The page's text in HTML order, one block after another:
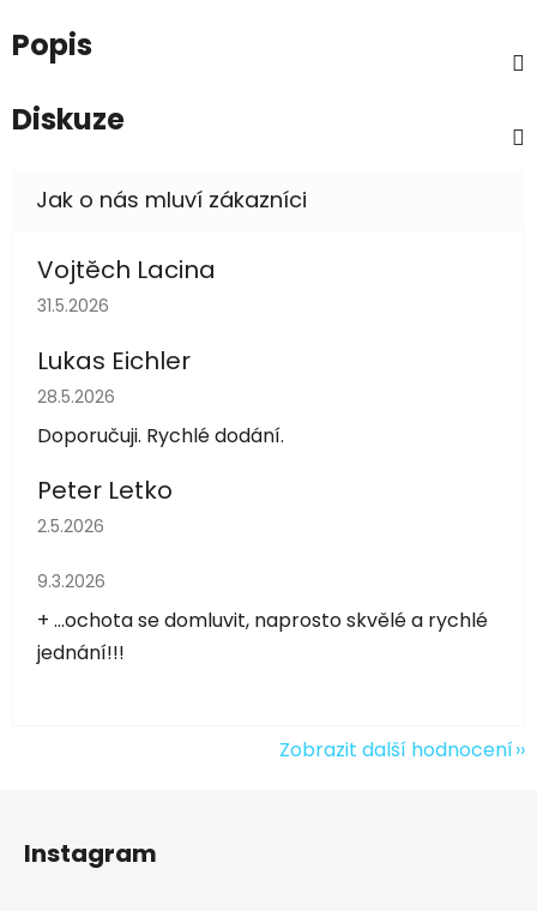
Popis
Diskuze
Vojtěch Lacina
Hodnocení obchodu je 5 z 5 hvězdiček.
31.5.2026
Lukas Eichler
Hodnocení obchodu je 5 z 5 hvězdiček.
28.5.2026
Doporučuji. Rychlé dodání.
Peter Letko
Hodnocení obchodu je 5 z 5 hvězdiček.
2.5.2026
Hodnocení obchodu je 5 z 5 hvězdiček.
9.3.2026
+ ...ochota se domluvit, naprosto skvělé a rychlé
jednání!!!
Zobrazit další hodnocení
Instagram